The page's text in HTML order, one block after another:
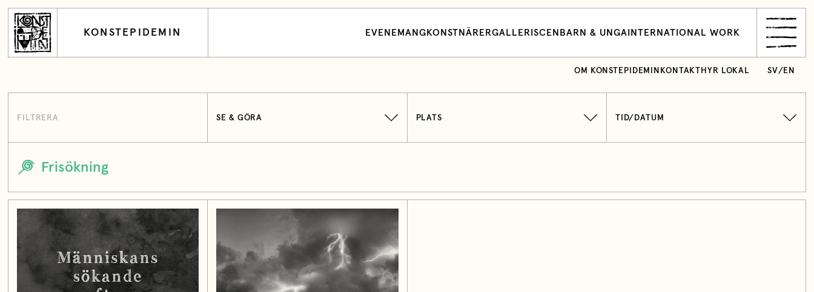
KONSTEPIDEMIN EVENEMANG KONSTNÄRERGALLERI SCEN BARN & UNGA INTERNATIONAL WORK
OM KONSTEPIDEMIN KONTAKT HYR LOKAL SV/ EN
FILTRERA SE & GÖRA PLATS TID/DATUM